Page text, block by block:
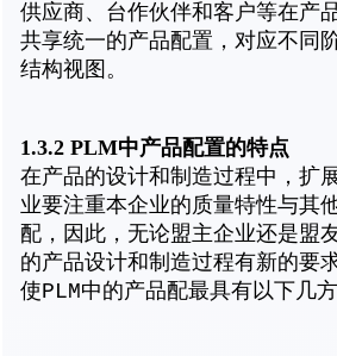
供应商、台作伙伴和客户等在产
共享统一的产品配置，对应不同
结构视图。
1.3.2 PLM中产品配置的特点
在产品的设计和制造过程中，扩
业要注重本企业的质量特性与其
配，因此，无论盟主企业还是盟
的产品设计和制造过程有新的要
使PLM中的产品配最具有以下几